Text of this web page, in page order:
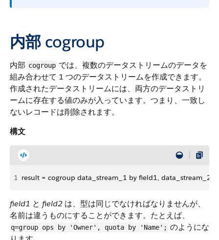
内部 cogroup
内部 cogroup では、複数のデータストリームのデータを
組み合わせて 1 つのデータストリームを作成できます。
作成されたデータストリームには、両方のデータストリ
ームに存在する値のみが入っています。つまり、一致し
ないレコードは削除されます。
構文
1 result = cogroup data_stream_1 by field1, data_stream_2
field1 と field2 は、型は同じでなければなりませんが、
名前は違うものにすることができます。たとえば、
q=group ops by 'Owner', quota by 'Name'; のようにな